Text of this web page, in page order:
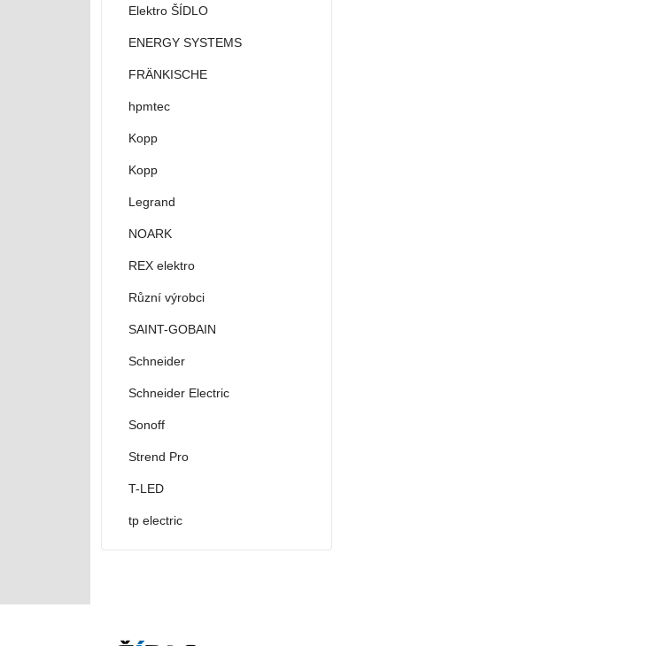
Elektro ŠÍDLO
ENERGY SYSTEMS
FRÄNKISCHE
hpmtec
Kopp
Kopp
Legrand
NOARK
REX elektro
Různí výrobci
SAINT-GOBAIN
Schneider
Schneider Electric
Sonoff
Strend Pro
T-LED
tp electric